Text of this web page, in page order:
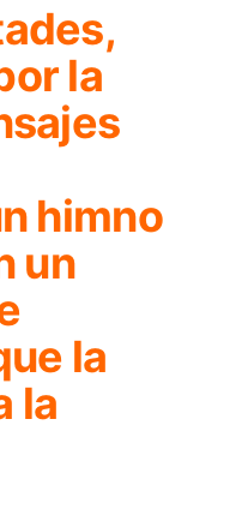
la
himno
un
la
la